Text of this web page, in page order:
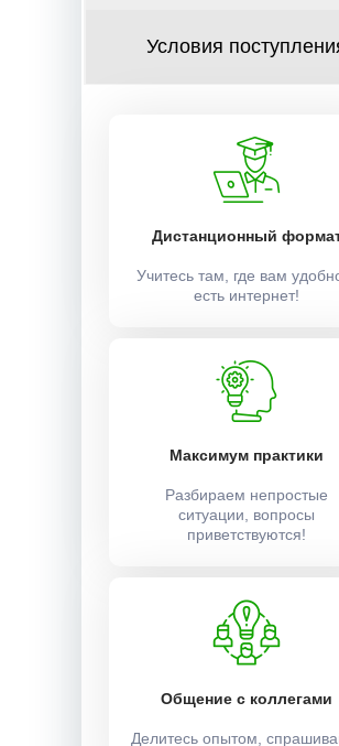
Условия
Дистанционный
Учитесь там, где вам
есть интернет!
Максимум практики
Разбираем непростые
ситуации, вопросы
приветствуются!
Общение с коллегами
Делитесь опытом,